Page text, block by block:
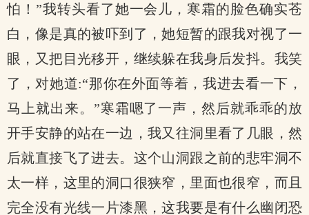
怕！”我转头看了她一会儿，寒霜的脸色确实苍
白，像是真的被吓到了，她短暂的跟我对视了一
眼，又把目光移开，继续躲在我身后发抖。我笑
了，对她道:“那你在外面等着，我进去看一下，
马上就出来。”寒霜嗯了一声，然后就乖乖的放
开手安静的站在一边，我又往洞里看了几眼，然
后就直接飞了进去。这个山洞跟之前的悲牢洞不
太一样，这里的洞口很狭窄，里面也很窄，而且
完全没有光线一片漆黑，这我要是有什么幽闭恐